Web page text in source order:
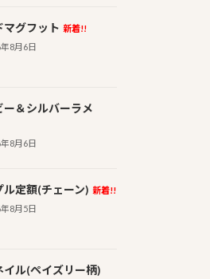
マグフット 新着!!
8月6日
ー＆シルバーラメ
8月6日
ル定額(チェーン) 新着!!
8月5日
イル(ペイズリー柄)